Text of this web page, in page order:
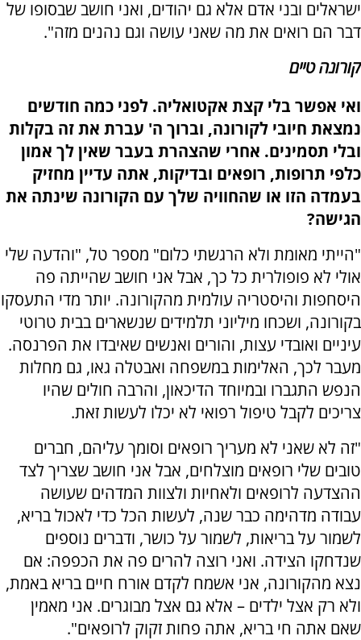
ישראלים ובני אדם אלא גם יהודים, ואני חושב שבסופו של
דבר הם רואים את מה שאני עושה וגם נהנים מזה".
קורונה טיים
ואי אפשר בלי קצת אקטואליה. לפני כמה חודשים
נמצאת חיובי לקורונה, וברוך ה' עברת את זה בקלות
ובלי תסמינים. אחרי שהצהרת בעבר שאין לך אמון
כלפי תרופות, רופאים ובדיקות, אתה עדיין מחזיק
בעמדה הזו או שהחוויה שלך עם הקורונה שינתה את
הגישה?
"הייתי מאומת ולא הרגשתי כלום" מספר טל, "והדעה שלי
אולי לא פופולרית כל כך, אבל אני חושב שהייתה פה
היסחפות והיסטריה עולמית מהקורונה. יותר מדי התעסקו
בקורונה, ושכחו מיליוני תלמידים שנשארים בבית טרוטי
עיניים ואובדי עצות, והורים ואנשים שאיבדו את הפרנסה.
מעבר לכך, האלימות במשפחה ואבטלה גאו, גם מחלות
הנפש התגברו ובמיוחד הדיכאון, והרבה חולים שהיו
צריכים לקבל טיפול רפואי לא יכלו לעשות זאת.
"זה לא שאני לא מעריך רופאים וסומך עליהם, חברים
טובים שלי רופאים מוצלחים, אבל אני חושב שצריך לצד
ההצדעה לרופאים ולאחיות ולצוות המדהים שעושה
עבודה מדהימה כבר שנה, לעשות הכל כדי לאכול בריא,
לשמור על בריאות, לשמור על כושר, ודברים נוספים
שנדחקו הצידה. ואני רוצה להרים פה את הכפפה: אם
נצא מהקורונה, אני אשמח לקדם אורח חיים בריא באמת,
ולא רק אצל ילדים – אלא גם אצל מבוגרים. אני מאמין
שאם אתה חי בריא, אתה פחות זקוק לרופאים".